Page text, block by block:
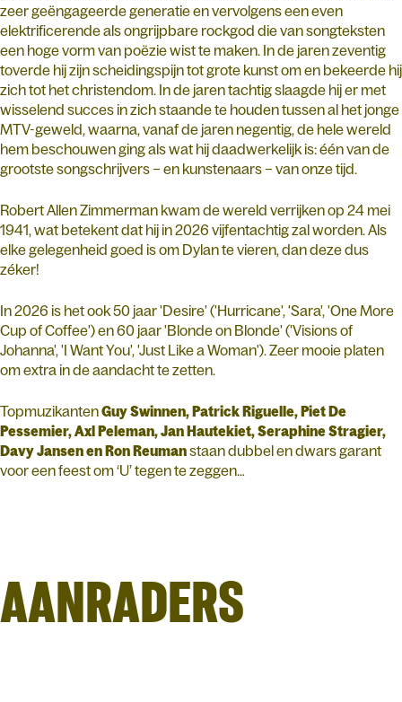
zeer geëngageerde generatie en vervolgens een even
elektrificerende als ongrijpbare rockgod die van songteksten
een hoge vorm van poëzie wist te maken. In de jaren zeventig
toverde hij zijn scheidingspijn tot grote kunst om en bekeerde hij
zich tot het christendom. In de jaren tachtig slaagde hij er met
wisselend succes in zich staande te houden tussen al het jonge
MTV-geweld, waarna, vanaf de jaren negentig, de hele wereld
hem beschouwen ging als wat hij daadwerkelijk is: één van de
grootste songschrijvers – en kunstenaars – van onze tijd.
Robert Allen Zimmerman kwam de wereld verrijken op 24 mei
1941, wat betekent dat hij in 2026 vijfentachtig zal worden. Als
elke gelegenheid goed is om Dylan te vieren, dan deze dus
zéker!
In 2026 is het ook 50 jaar 'Desire' ('Hurricane', 'Sara', 'One More
Cup of Coffee') en 60 jaar 'Blonde on Blonde' ('Visions of
Johanna', 'I Want You', 'Just Like a Woman'). Zeer mooie platen
om extra in de aandacht te zetten.
TopmuzikantenGuy Swinnen, Patrick Riguelle, Piet De
Pessemier, Axl Peleman, Jan Hautekiet, Seraphine Stragier,
Davy Jansen en Ron Reumanstaan dubbel en dwars garant
voor een feest om ‘U’ tegen te zeggen…
AANRADERS